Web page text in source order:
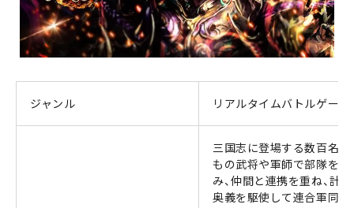
ジャンル リアルタイムバトルゲーム
三国志に登場する数百名以
もの武将や軍師で部隊を組
み、仲間と連携を重ね、計
奥義を駆使して連合軍同士